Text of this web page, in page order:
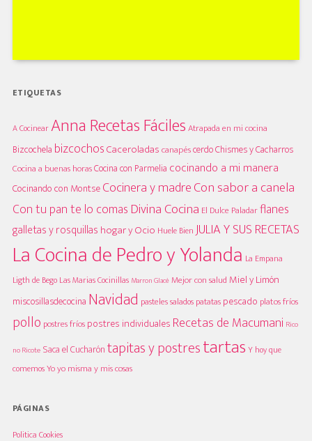
ETIQUETAS
A CocinearAnna Recetas FácilesAtrapada en mi cocina
Bizcochela bizcochosCaceroladascanapéscerdoChismes y Cacharros
Cocina a buenas horasCocina con Parmelia cocinando a mi manera
Cocinando con MontseCocinera y madreCon sabor a canela
Con tu pan te lo comasDivina Cocina El Dulce Paladarflanes
galletas y rosquillas hogar y Ocio Huele Bien JULIA Y SUS RECETAS
La Cocina de Pedro y Yolanda La Empana
Ligth de Bego Las Marias Cocinillas Marron GlacèMejor con saludMiel y Limón
miscosillasdecocina Navidad pasteles salados patatas pescado platos fríos
pollo postres fríospostres individuales Recetas de Macumani Rico
no Ricote Saca el Cucharóntapitas y postrestartas Y hoy que
comemosYo yo misma y mis cosas
PÁGINAS
Politica Cookies